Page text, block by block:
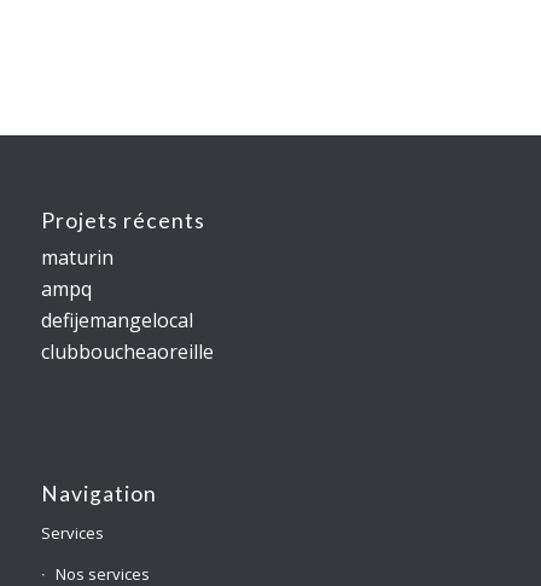
Projets récents
maturin
ampq
defijemangelocal
clubboucheaoreille
Navigation
Services
Nos services